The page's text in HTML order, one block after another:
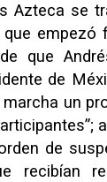
Azteca se
empezó
que
de
un
de
recibían